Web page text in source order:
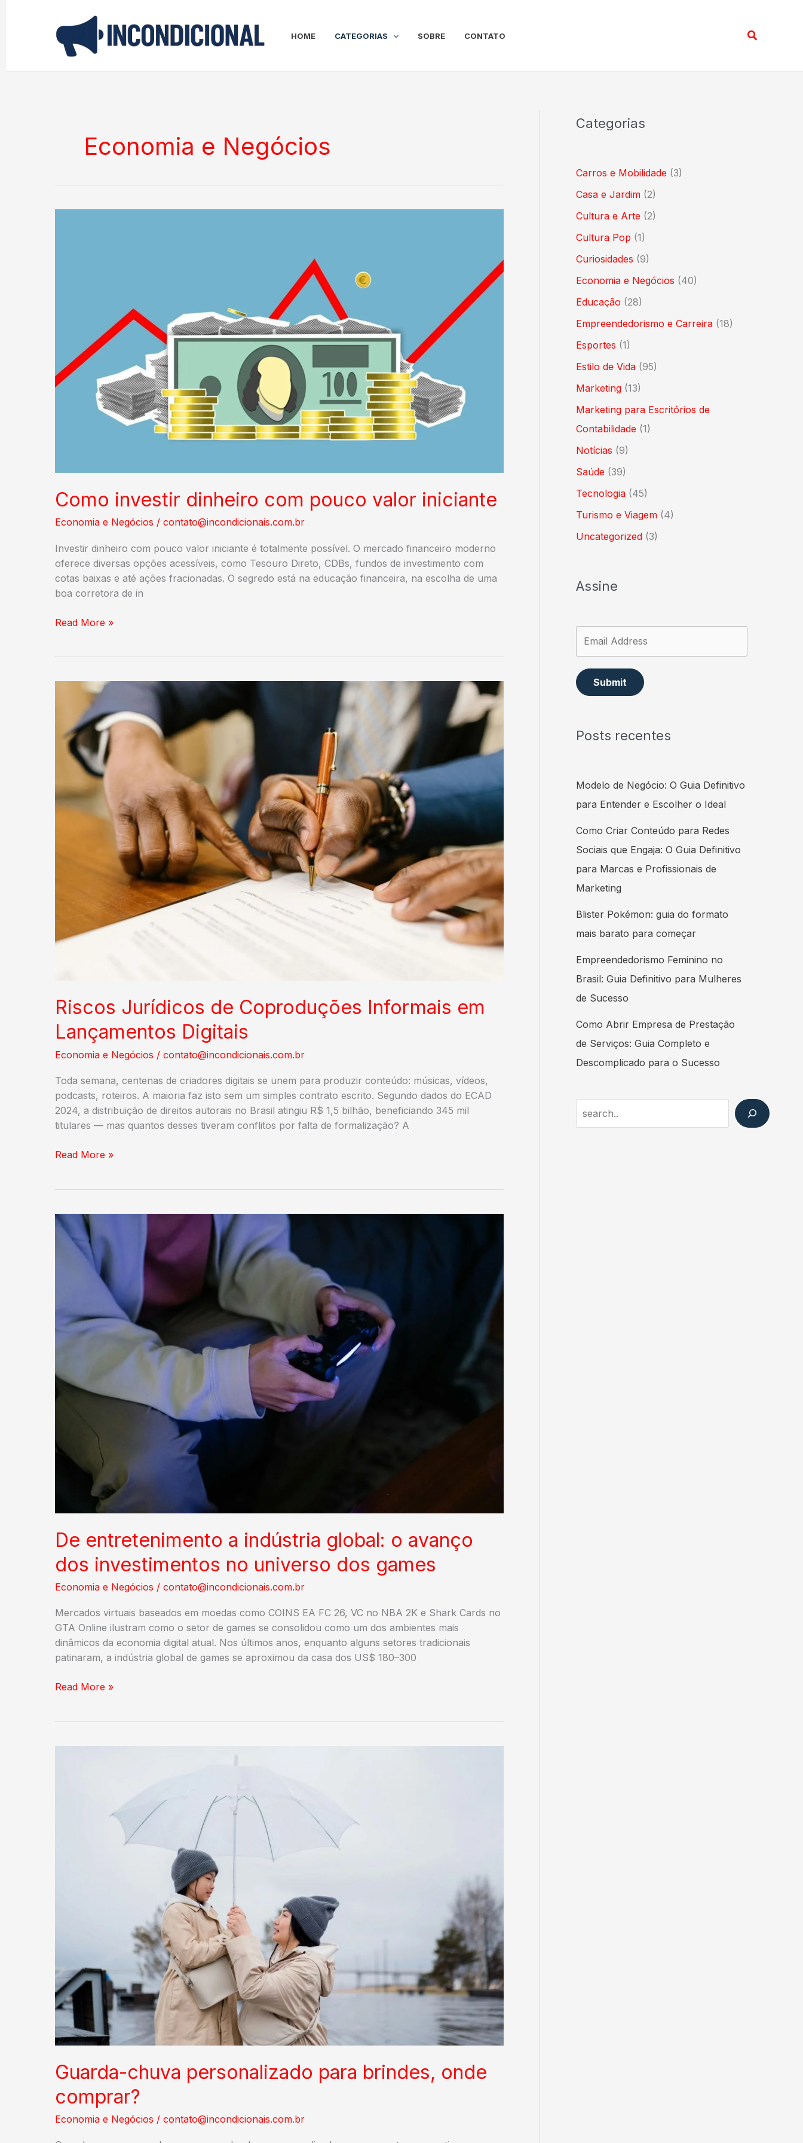
HOME CATEGORIAS SOBRE CONTATO Pesquisar
Economia e Negócios
Como investir dinheiro com pouco valor iniciante
Economia e Negócios / contato@incondicionais.com.br
Investir dinheiro com pouco valor iniciante é totalmente possível. O mercado financeiro moderno
oferece diversas opções acessíveis, como Tesouro Direto, CDBs, fundos de investimento com
cotas baixas e até ações fracionadas. O segredo está na educação financeira, na escolha de uma
boa corretora de in
Como
pouco
iniciante
Read More »
Riscos Jurídicos de Coproduções Informais em
Lançamentos Digitais
Economia e Negócios / contato@incondicionais.com.br
Toda semana, centenas de criadores digitais se unem para produzir conteúdo: músicas, vídeos,
podcasts, roteiros. A maioria faz isto sem um simples contrato escrito. Segundo dados do ECAD
2024, a distribuição de direitos autorais no Brasil atingiu R$ 1,5 bilhão, beneficiando 345 mil
titulares — mas quantos desses tiveram conflitos por falta de formalização? A
Riscos
Informais
em
Lançamentos
Digitais
Read More »
De entretenimento a indústria global: o avanço
dos investimentos no universo dos games
Economia e Negócios / contato@incondicionais.com.br
Mercados virtuais baseados em moedas como COINS EA FC 26, VC no NBA 2K e Shark Cards no
GTA Online ilustram como o setor de games se consolidou como um dos ambientes mais
dinâmicos da economia digital atual. Nos últimos anos, enquanto alguns setores tradicionais
patinaram, a indústria global de games se aproximou da casa dos US$ 180–300
De
global:
Read More »
Guarda-chuva personalizado para brindes, onde
comprar?
Economia e Negócios / contato@incondicionais.com.br
Categorias
Carros e Mobilidade (3)
Casa e Jardim (2)
Cultura e Arte (2)
Cultura Pop (1)
Curiosidades (9)
Economia e Negócios (40)
Educação (28)
Empreendedorismo e Carreira (18)
Esportes (1)
Estilo de Vida (95)
Marketing (13)
Marketing para Escritórios de
Contabilidade (1)
Notícias (9)
Saúde (39)
Tecnologia (45)
Turismo e Viagem (4)
Uncategorized (3)
Assine
Submit
Posts recentes
Modelo de Negócio: O Guia Definitivo
para Entender e Escolher o Ideal
Como Criar Conteúdo para Redes
Sociais que Engaja: O Guia Definitivo
para Marcas e Profissionais de
Marketing
Blister Pokémon: guia do formato
mais barato para começar
Empreendedorismo Feminino no
Brasil: Guia Definitivo para Mulheres
de Sucesso
Como Abrir Empresa de Prestação
de Serviços: Guia Completo e
Descomplicado para o Sucesso